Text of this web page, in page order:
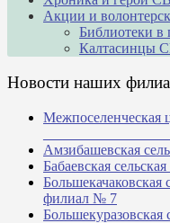
Акции и
Библиотеки
Калтасинцы
Новости наших
Межпоселенческая
Амзибашевская
Бабаевская
Большекачаковская
филиал № 7